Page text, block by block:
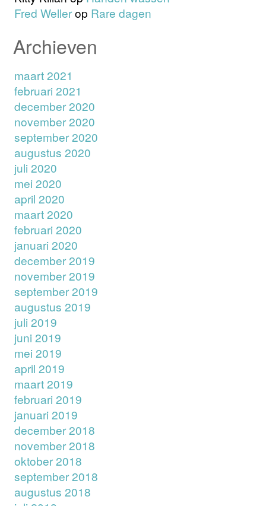
Fred Wellerop Rare dagen
Archieven
maart 2021
februari 2021
december 2020
november 2020
september 2020
augustus 2020
juli 2020
mei 2020
april 2020
maart 2020
februari 2020
januari 2020
december 2019
november 2019
september 2019
augustus 2019
juli 2019
juni 2019
mei 2019
april 2019
maart 2019
februari 2019
januari 2019
december 2018
november 2018
oktober 2018
september 2018
augustus 2018